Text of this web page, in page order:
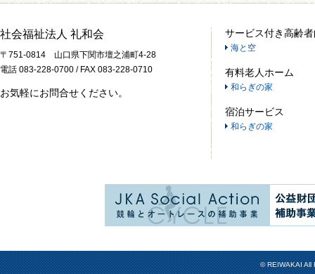
社会福祉法人 礼和会
〒751-0814 山口県下関市壇之浦町4-28
電話 083-228-0700 / FAX 083-228-0710
お気軽にお問合せください。
サービス付き高齢
海と空
有料老人ホーム
和らぎの家
宿泊サービス
和らぎの家
© REIWAKAI All